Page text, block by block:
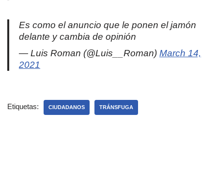
Es como el anuncio que le ponen el jamón
delante y cambia de opinión
— Luis Roman (@Luis__Roman) March 14,
2021
Etiquetas: CIUDADANOS TRÁNSFUGA